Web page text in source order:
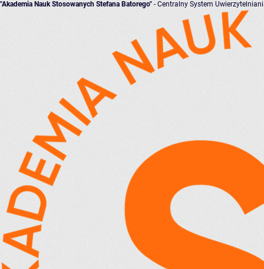
"Akademia Nauk Stosowanych Stefana Batorego" - Centralny System